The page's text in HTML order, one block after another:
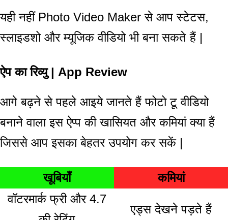
यही नहीं Photo Video Maker से आप स्टेटस,
स्लाइडशो और म्यूजिक वीडियो भी बना सकते हैं |
ऐप का रिव्यु | App Review
आगे बढ़ने से पहले आइये जानते हैं फोटो टू वीडियो
बनाने वाला इस ऐप्प की खासियत और कमियां क्या हैं
जिससे आप इसका बेहतर उपयोग कर सकें |
खूबियाँ
कमियां
वॉटरमार्क फ्री और 4.7
एड्स देखने पड़ते हैं